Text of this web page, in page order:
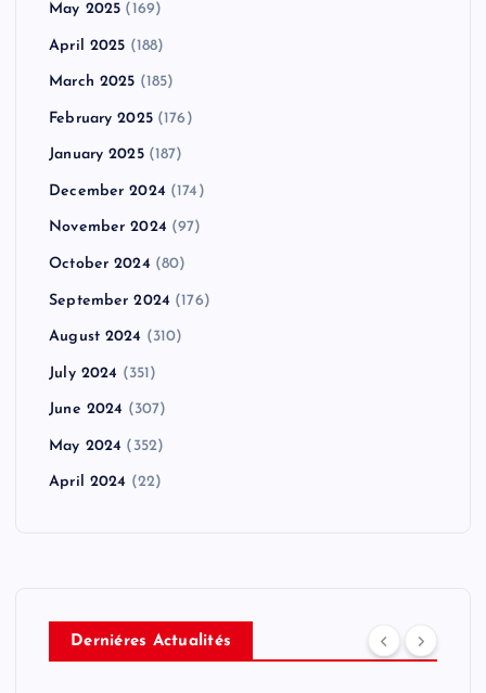
May 2025 (169)
April 2025 (188)
March 2025 (185)
February 2025(176)
January 2025(187)
December 2024 (174)
November 2024 (97)
October 2024 (80)
September 2024 (176)
August 2024 (310)
July 2024 (351)
June 2024 (307)
May 2024 (352)
April 2024 (22)
Derniéres Actualités